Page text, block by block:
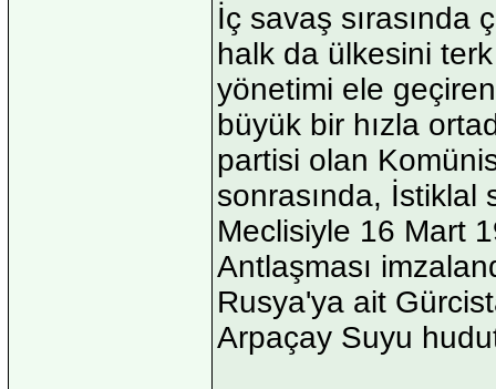
İç savaş sırasında
halk da ülkesini
yönetimi ele
büyük bir hızla
partisi olan
sonrasında, İstiklal
Meclisiyle 16 Mart
Antlaşması
Rusya'ya ait
Arpaçay Suyu